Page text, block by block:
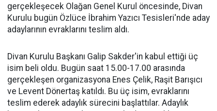
gerçekleşecek Olağan Genel Kurul öncesinde, Divan
Kurulu bugün Özlüce İbrahim Yazıcı Tesisleri'nde aday
adaylarının evraklarını teslim aldı.
Divan Kurulu Başkanı Galip Sakder'in kabul ettiği üç
isim beli oldu. Bugün saat 15.00-17.00 arasında
gerçekleşen organizasyona Enes Çelik, Raşit Barışıcı
ve Levent Dönertaş katıldı. Bu üç isim, evraklarını
teslim ederek adaylık sürecini başlattılar. Adaylık